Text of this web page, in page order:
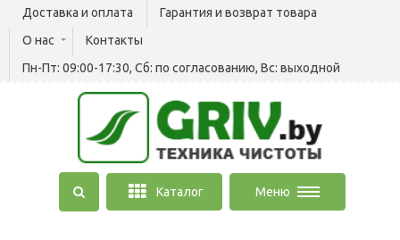
Доставка и оплата
Гарантия и возврат товара
О нас
Контакты
Пн-Пт: 09:00-17:30, Сб: по согласованию, Вс: выходной
Каталог Меню